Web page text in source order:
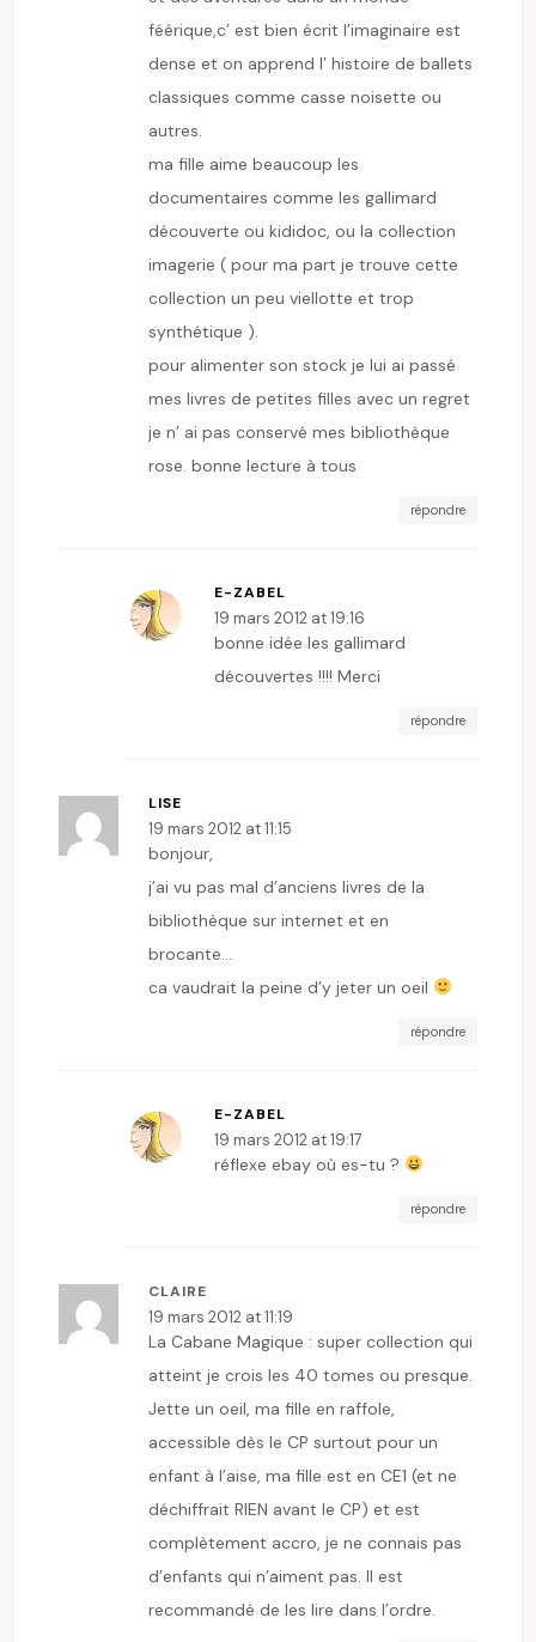
féérique,c’ est bien écrit l’imaginaire est
dense et on apprend l’ histoire de ballets
classiques comme casse noisette ou
autres.
ma fille aime beaucoup les
documentaires comme les gallimard
découverte ou kididoc, ou la collection
imagerie ( pour ma part je trouve cette
collection un peu viellotte et trop
synthétique ).
pour alimenter son stock je lui ai passé
mes livres de petites filles avec un regret
je n’ ai pas conservé mes bibliothèque
rose. bonne lecture à tous
répondre
E-ZABEL
19 mars 2012 at 19:16
bonne idée les gallimard
découvertes !!!! Merci
répondre
LISE
19 mars 2012 at 11:15
bonjour,
j’ai vu pas mal d’anciens livres de la
bibliothèque sur internet et en
brocante…
ca vaudrait la peine d’y jeter un oeil
répondre
E-ZABEL
19 mars 2012 at 19:17
réflexe ebay où es-tu ?
répondre
CLAIRE
19 mars 2012 at 11:19
La Cabane Magique : super collection qui
atteint je crois les 40 tomes ou presque.
Jette un oeil, ma fille en raffole,
accessible dès le CP surtout pour un
enfant à l’aise, ma fille est en CE1 (et ne
déchiffrait RIEN avant le CP) et est
complètement accro, je ne connais pas
d’enfants qui n’aiment pas. Il est
recommandé de les lire dans l’ordre.